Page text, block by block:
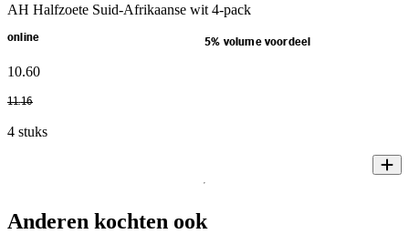
AH Halfzoete Suid-Afrikaanse wit 4-pack
online 5% volume voordeel
10.60
11.16
4 stuks
Anderen kochten ook